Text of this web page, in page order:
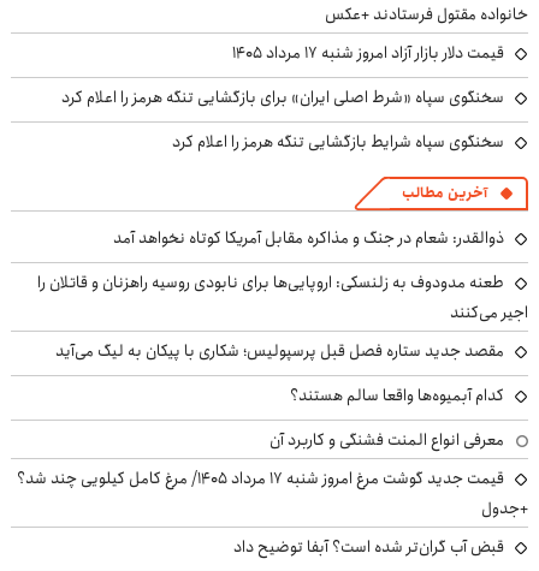
خانواده مقتول فرستادند +عکس
قیمت دلار بازار آزاد امروز شنبه ۱۷ مرداد ۱۴۰۵
سخنگوی سپاه «شرط اصلی ایران» برای بازگشایی تنگه هرمز را اعلام کرد
سخنگوی سپاه شرایط بازگشایی تنگه هرمز را اعلام کرد
آخرین مطالب
ذوالقدر: شعام در جنگ و مذاکره مقابل آمریکا کوتاه نخواهد آمد
طعنه مدودوف به زلنسکی: اروپایی‌ها برای نابودی روسیه راهزنان و قاتلان را
اجیر می‌کنند
مقصد جدید ستاره فصل قبل پرسپولیس؛ شکاری با پیکان به لیگ می‌آید
کدام آبمیوه‌ها واقعا سالم هستند؟
معرفی انواع المنت فشنگی و کاربرد آن
قیمت جدید گوشت مرغ امروز شنبه ۱۷ مرداد ۱۴۰۵/ مرغ کامل کیلویی چند شد؟
+جدول
قبض آب گران‌تر شده است؟ آبفا توضیح داد